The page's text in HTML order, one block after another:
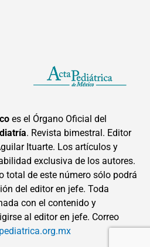
es el Órgano Oficial del
. Revista bimestral. Editor
Ituarte. Los artículos y
exclusiva de los autores.
total de este número sólo podrá
del editor en jefe. Toda
con el contenido y
al editor en jefe. Correo